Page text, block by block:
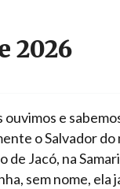
2026
ouvimos e
o Salvador do
de Jacó, na
sem nome, ela